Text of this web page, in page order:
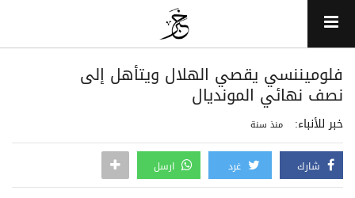
فلوميننسي يقصي الهلال ويتأهل إلى
نصف نهائي المونديال
خبر للأنباء: منذ سنة
شارك غرد ارسل